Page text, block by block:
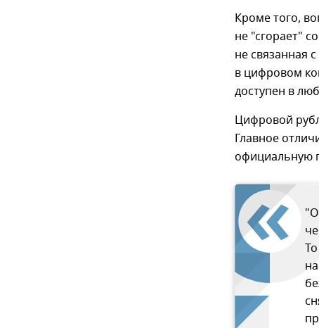
Кроме того,
не "сгорает"
не связанная
в цифровом
доступен в
Цифровой
Главное
официальную